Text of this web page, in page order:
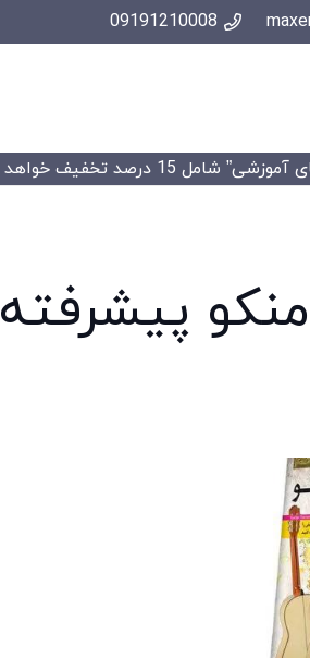
09191210008
درصد تخفیف خواهد شد.
پیشرفته